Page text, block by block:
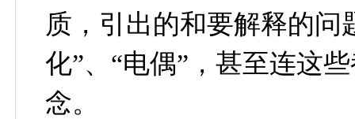
质，引出的和要解释的问
化”、“电偶”，甚至连这
念。